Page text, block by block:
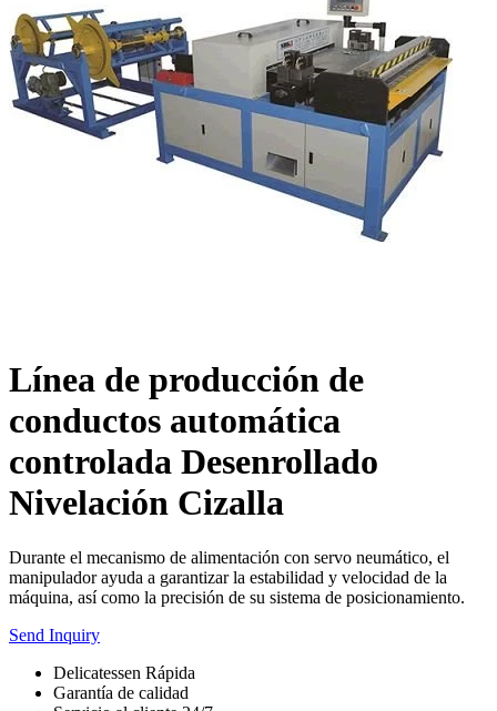
Línea de producción de
conductos automática
controlada Desenrollado
Nivelación Cizalla
Durante el mecanismo de alimentación con servo neumático, el
manipulador ayuda a garantizar la estabilidad y velocidad de la
máquina, así como la precisión de su sistema de posicionamiento.
Send Inquiry
Delicatessen Rápida
Garantía de calidad